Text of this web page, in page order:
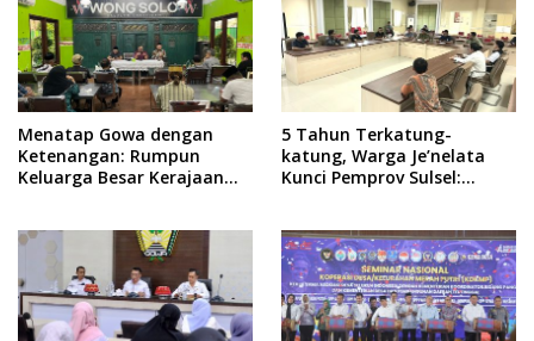
Menatap Gowa dengan
Ketenangan: Rumpun
Keluarga Besar Kerajaan
Jalur Musyawarah,
Ingatkan Soal Adat dan
Adab
5 Tahun Terkatung-
katung, Warga Je’nelata
Kunci Pemprov Sulsel: